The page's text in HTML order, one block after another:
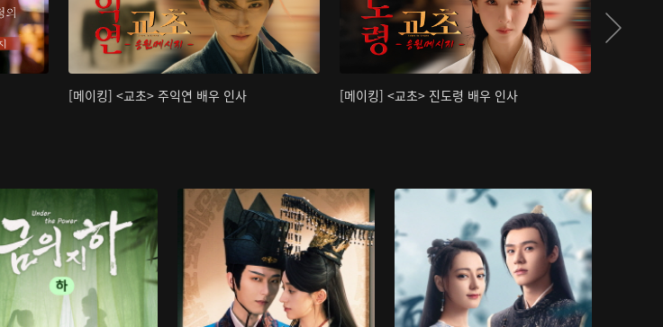
[메이킹] <교초> 주익연 배우 인사 [메이킹] <교초> 진도령 배우 인사